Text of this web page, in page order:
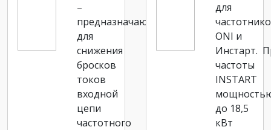
–
предназначаются
для
снижения
бросков
токов
входной
цепи
частотного
для
ONI и
Инстарт.
частоты
INSTART
до 18,5
кВт